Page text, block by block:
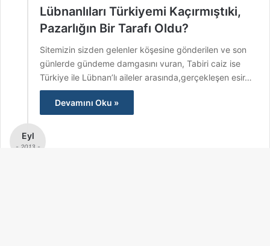
Lübnanlıları Türkiyemi Kaçırmıştıki,
Pazarlığın Bir Tarafı Oldu?
Sitemizin sizden gelenler köşesine gönderilen ve son
günlerde gündeme damgasını vuran, Tabiri caiz ise
Türkiye ile Lübnan’lı aileler arasında,gerçekleşen esir…
Devamını Oku »
Eyl
- 2013 -